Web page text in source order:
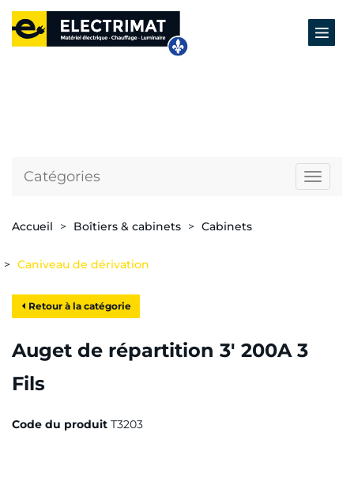
Catégories
Accueil Boîtiers & cabinets Cabinets
Caniveau de dérivation
Retour à la catégorie
Auget de répartition 3' 200A 3
Fils
Code du produit T3203